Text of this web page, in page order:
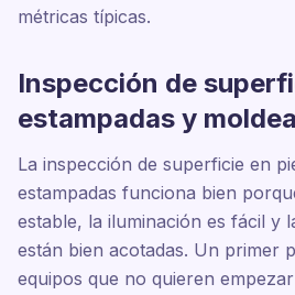
métricas típicas.
Inspección de
estampadas y
La inspección de superficie en
estampadas funciona bien
estable, la iluminación es fácil y
están bien acotadas. Un primer
equipos que no quieren